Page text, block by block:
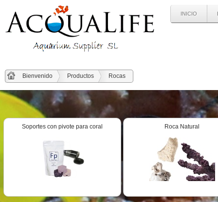
INICIO
Bienvenido Productos Rocas
Soportes con pivote para coral Roca Natural